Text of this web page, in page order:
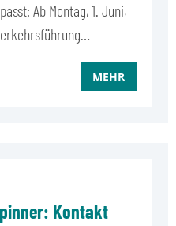
Ab Montag, 1. Juni,
MEHR
Kontakt